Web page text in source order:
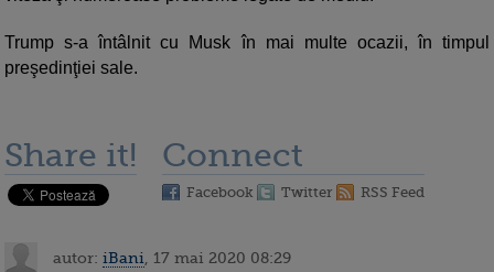
Trump s-a întâlnit cu Musk în mai multe ocazii, în timpul
preşedinţiei sale.
Share it! Connect
Facebook Twitter RSS Feed
autor: iBani , 17 mai 2020 08:29